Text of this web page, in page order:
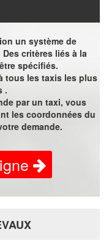
un système de
critères liés à la
spécifiés.
tous les taxis les plus
.
par un taxi, vous
les coordonnées du
demande.